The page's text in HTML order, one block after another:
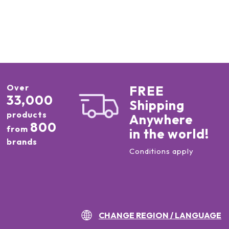
Over
33,000
products
from 800
brands
FREE
Shipping
Anywhere
in the world!
Conditions apply
CHANGE REGION / LANGUAGE